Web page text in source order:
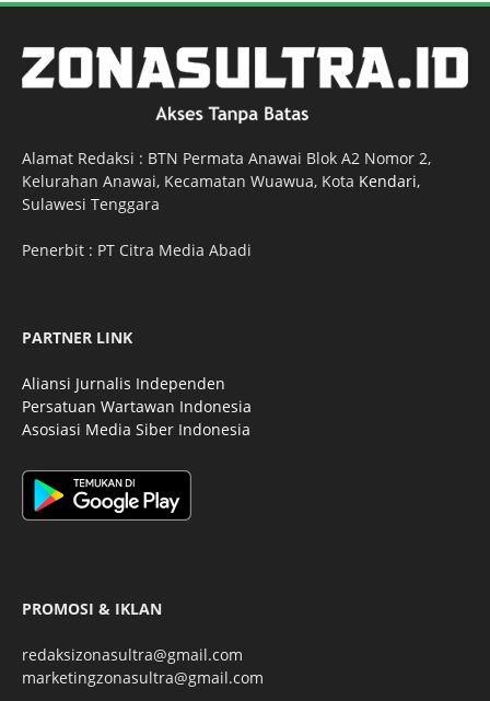
Alamat Redaksi : BTN Permata Anawai Blok A2 Nomor 2,
Kelurahan Anawai, Kecamatan Wuawua, Kota Kendari,
Sulawesi Tenggara
Penerbit : PT Citra Media Abadi
PARTNER LINK
Aliansi Jurnalis Independen
Persatuan Wartawan Indonesia
Asosiasi Media Siber Indonesia
PROMOSI & IKLAN
redaksizonasultra@gmail.com
marketingzonasultra@gmail.com